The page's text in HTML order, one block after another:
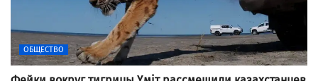
ОБЩЕСТВО